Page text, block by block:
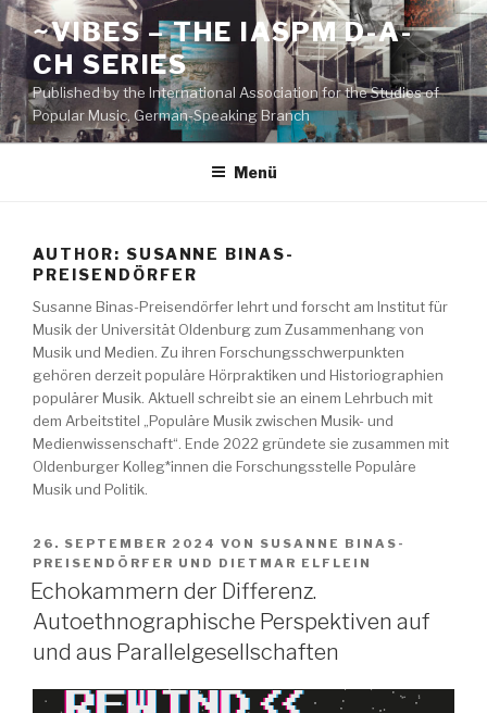
Zum
Inhalt
springen
~VIBES – THE IASPM D-A-
CH SERIES
Published by the International Association for the Studies of
Popular Music, German-Speaking Branch
Menü
AUTHOR: SUSANNE BINAS-
PREISENDÖRFER
Susanne Binas-Preisendörfer lehrt und forscht am Institut für
Musik der Universität Oldenburg zum Zusammenhang von
Musik und Medien. Zu ihren Forschungsschwerpunkten
gehören derzeit populäre Hörpraktiken und Historiographien
populärer Musik. Aktuell schreibt sie an einem Lehrbuch mit
dem Arbeitstitel „Populäre Musik zwischen Musik- und
Medienwissenschaft“. Ende 2022 gründete sie zusammen mit
Oldenburger Kolleg*innen die Forschungsstelle Populäre
Musik und Politik.
VERÖFFENTLICHT
AM
26. SEPTEMBER 2024 VON SUSANNE BINAS-
PREISENDÖRFER UND DIETMAR ELFLEIN
Echokammern der Differenz.
Autoethnographische Perspektiven auf
und aus Parallelgesellschaften